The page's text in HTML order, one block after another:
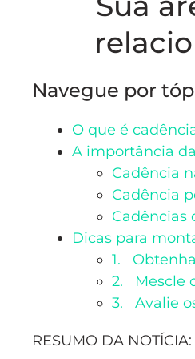
Navegue por
O que é
A importância
Cadência
Cadência
Cadências
Dicas para
1.
2. Mescle
3. Avalie
RESUMO DA